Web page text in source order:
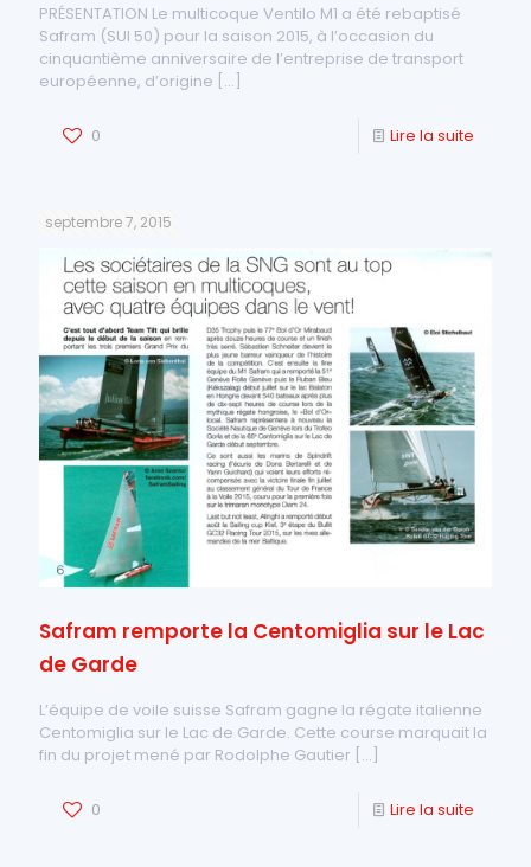
PRÉSENTATION Le multicoque Ventilo M1 a été rebaptisé
Safram (SUI 50) pour la saison 2015, à l’occasion du
cinquantième anniversaire de l’entreprise de transport
européenne, d’origine […]
0 Lire la suite
septembre 7, 2015
Safram remporte la Centomiglia sur le Lac
de Garde
L’équipe de voile suisse Safram gagne la régate italienne
Centomiglia sur le Lac de Garde. Cette course marquait la
fin du projet mené par Rodolphe Gautier […]
0 Lire la suite